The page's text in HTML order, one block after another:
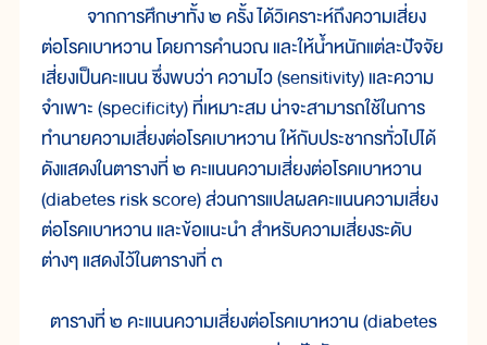
จากการศึกษาทั้ง ๒ ครั้ง ได้วิเคราะห์ถึงความเสี่ยง
ต่อโรคเบาหวาน โดยการคำนวณ และให้น้ำหนักแต่ละปัจจัย
เสี่ยงเป็นคะแนน ซึ่งพบว่า ความไว (sensitivity) และความ
จำเพาะ (specificity) ที่เหมาะสม น่าจะสามารถใช้ในการ
ทำนายความเสี่ยงต่อโรคเบาหวาน ให้กับประชากรทั่วไปได้
ดังแสดงในตารางที่ ๒ คะแนนความเสี่ยงต่อโรคเบาหวาน
(diabetes risk score) ส่วนการแปลผลคะแนนความเสี่ยง
ต่อโรคเบาหวาน และข้อแนะนำ สำหรับความเสี่ยงระดับ
ต่างๆ แสดงไว้ในตารางที่ ๓
ตารางที่ ๒ คะแนนความเสี่ยงต่อโรคเบาหวาน (diabetes